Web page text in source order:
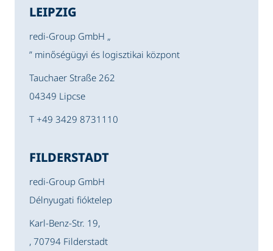
LEIPZIG
redi-Group GmbH „
” minőségügyi és logisztikai központ
Tauchaer Straße 262
04349 Lipcse
T +49 3429 8731110
FILDERSTADT
redi-Group GmbH
Délnyugati fióktelep
Karl-Benz-Str. 19,
, 70794 Filderstadt